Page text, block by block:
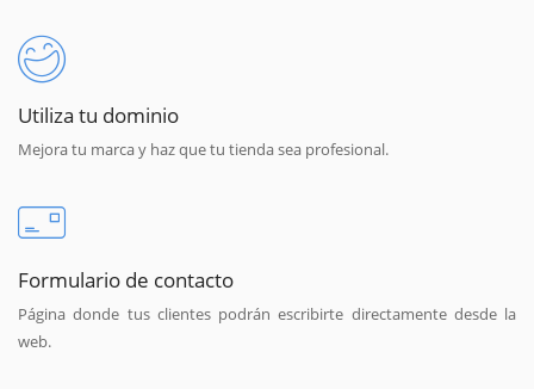
Utiliza tu dominio
Mejora tu marca y haz que tu tienda sea profesional.
Formulario de contacto
Página donde tus clientes podrán escribirte directamente desde la
web.